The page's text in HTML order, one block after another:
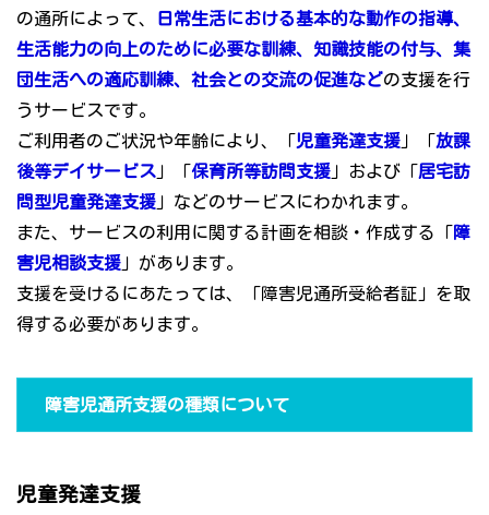
の通所によって、
日常生活における基本的な動作の指導、
生活能力の向上のために必要な訓練、知識技能の付与、集
団生活への適応訓練、社会との交流の促進などの支援を行
うサービスです。
ご利用者のご状況や年齢により、「児童発達支援 」「放課
後等デイサービス 」「保育所等訪問支援 」および「居宅訪
問型児童発達支援 」などのサービスにわかれます。
また、サービスの利用に関する計画を相談・作成する「障
害児相談支援 」があります。
支援を受けるにあたっては、「障害児通所受給者証」を取
得する必要があります。
障害児通所支援の種類について
児童発達支援